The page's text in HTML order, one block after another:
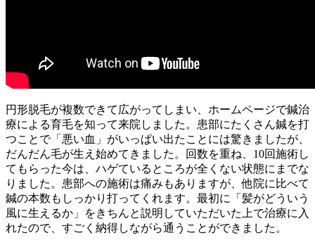
円形脱毛が複数できて広がってしまい、ホームページで鍼治
療による育毛を知って来院しました。患部にたくさん鍼を打
つことで「悪い血」がいっぱい出たことには驚きましたが、
だんだん毛が生え始めてきました。回数を重ね、10回施術し
てもらった今は、ハゲているところが全くない状態にまでな
りました。患部への施術は痛みもありますが、他院に比べて
鍼の本数もしっかり打ってくれます。最初に「髪がどういう
風に生えるか」をきちんと説明していただいた上で治療に入
れたので、すごく納得しながら通うことができました。